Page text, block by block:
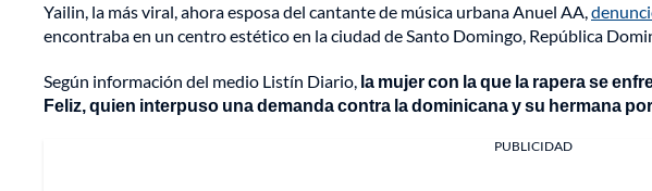
Yailin, la más viral, ahora esposa del cantante de música urbana Anuel AA,
encontraba en un centro estético en la ciudad de Santo Domingo, República
Según información del medio Listín Diario, la mujer con la que la rapera se
Feliz, quien interpuso una demanda contra la dominicana y su hermana
PUBLICIDAD